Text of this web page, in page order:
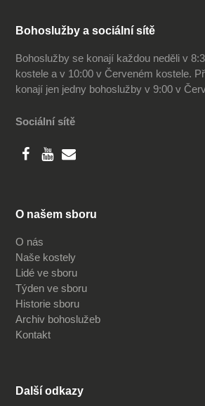
Bohoslužby a sociální sítě
Bohoslužby se konají každou neděli v
kostele a v 10:00 v Červeném kostele.
konají jen jedny bohoslužby v 9:00 v
Sociální sítě
O našem sboru
O nás
Naše kostely
Lidé ve sboru
Týden ve sboru
Historie sboru
Archiv bohoslužeb
Kontakt
Další odkazy